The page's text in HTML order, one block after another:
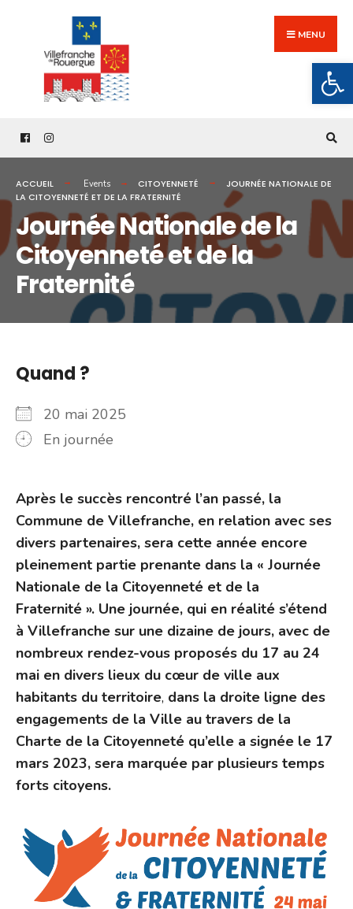
content
MENU
ACCUEIL Events CITOYENNETÉ
JOURNÉE NATIONALE DE
LA CITOYENNETÉ ET DE LA FRATERNITÉ
Journée Nationale de la
Citoyenneté et de la
Fraternité
Quand ?
20 mai 2025
En journée
Après le succès rencontré l’an passé, la
Commune de Villefranche, en relation avec ses
divers partenaires, sera cette année encore
pleinement partie prenante dans la « Journée
Nationale de la Citoyenneté et de la
Fraternité ». Une journée, qui en réalité s’étend
à Villefranche sur une dizaine de jours, avec de
nombreux rendez-vous proposés du 17 au 24
mai en divers lieux du cœur de ville aux
habitants du territoire, dans la droite ligne des
engagements de la Ville au travers de la
Charte de la Citoyenneté qu’elle a signée le 17
mars 2023, sera marquée par plusieurs temps
forts citoyens.